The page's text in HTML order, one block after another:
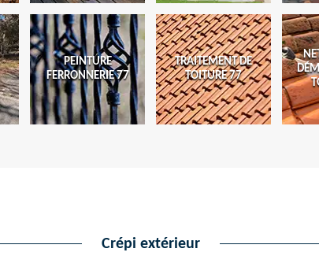
PEINTURE
FERRONNERIE 77
TRAITEMENT DE
TOITURE 77
Crépi extérieur